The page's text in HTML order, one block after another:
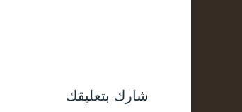
شارك بتعليقك